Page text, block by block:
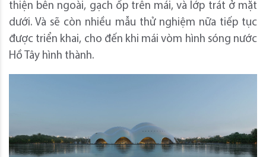
thiện bên ngoài, gạch ốp trên mái, và lớp trát ở mặt
dưới. Và sẽ còn nhiều mẫu thử nghiệm nữa tiếp tục
được triển khai, cho đến khi mái vòm hình sóng nước
Hồ Tây hình thành.